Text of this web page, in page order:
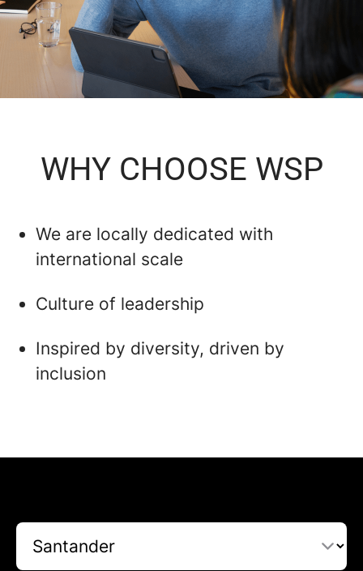
WHY CHOOSE WSP
We are locally dedicated with
international scale
Culture of leadership
Inspired by diversity, driven by
inclusion